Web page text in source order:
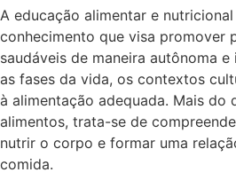
A educação alimentar e
conhecimento que visa promover
saudáveis de maneira autônoma
as fases da vida, os contextos
à alimentação adequada. Mais do
alimentos, trata-se de
nutrir o corpo e formar uma
comida.